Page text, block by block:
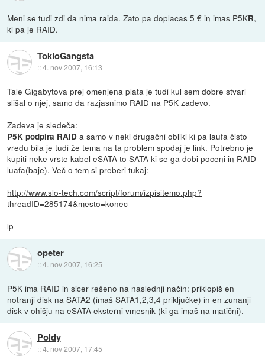
Meni se tudi zdi da nima raida. Zato pa doplacas 5 € in imas P5KR,
ki pa je RAID.
TokioGangsta
::4. nov 2007, 16:13
Tale Gigabytova prej omenjena plata je tudi kul sem dobre stvari
slišal o njej, samo da razjasnimo RAID na P5K zadevo.
Zadeva je sledeča:
P5K podpira RAID a samo v neki drugačni obliki ki pa laufa čisto
vredu bila je tudi že tema na ta problem spodaj je link. Potrebno je
kupiti neke vrste kabel eSATA to SATA ki se ga dobi poceni in RAID
luafa(baje). Več o tem si preberi tukaj:
http://www.slo-tech.com/script/forum/izpisitemo.php?
threadID=285174&mesto=konec
lp
opeter
::4. nov 2007, 16:25
P5K ima RAID in sicer rešeno na naslednji način: priklopiš en
notranji disk na SATA2 (imaš SATA1,2,3,4 priključke) in en zunanji
disk v ohišju na eSATA eksterni vmesnik (ki ga imaš na matični).
Poldy
::4. nov 2007, 17:45